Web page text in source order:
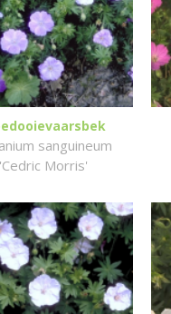
sanguineum
'Cedric Morris'